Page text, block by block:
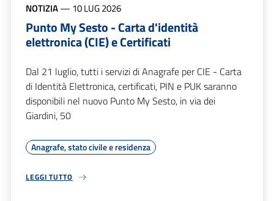
NOTIZIA— 10 LUG 2026
Punto My Sesto - Carta d'identità
elettronica (CIE) e Certificati
Dal 21 luglio, tutti i servizi di Anagrafe per CIE - Carta
di Identità Elettronica, certificati, PIN e PUK saranno
disponibili nel nuovo Punto My Sesto, in via dei
Giardini, 50
Anagrafe, stato civile e residenza
LEGGI TUTTO